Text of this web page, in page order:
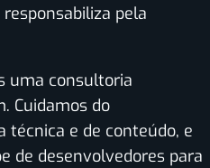
pela
uma consultoria
Cuidamos do
técnica e de conteúdo, e
de desenvolvedores para